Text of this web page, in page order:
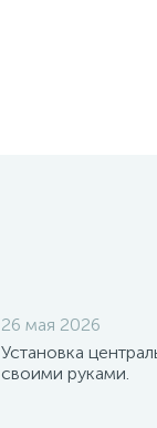
26 мая 2026
Установка
своими руками.